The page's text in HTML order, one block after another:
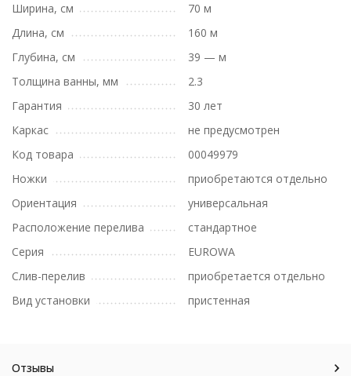
Ширина, см
70 м
Длина, см
160 м
Глубина, см
39 — м
Толщина ванны, мм
2.3
Гарантия
30 лет
Каркас
не предусмотрен
Код товара
00049979
Ножки
приобретаются отдельно
Ориентация
универсальная
Расположение перелива
стандартное
Серия
EUROWA
Слив-перелив
приобретается отдельно
Вид установки
пристенная
Отзывы